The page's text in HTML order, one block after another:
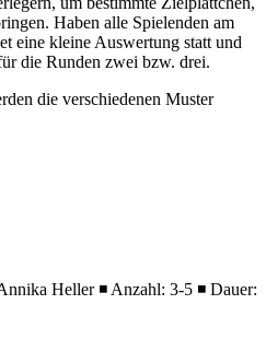
Haben alle Spielenden am
eine kleine Auswertung statt und
die Runden zwei bzw. drei.
die verschiedenen Muster
Heller ◾ Anzahl: 3-5 ◾ Dauer: